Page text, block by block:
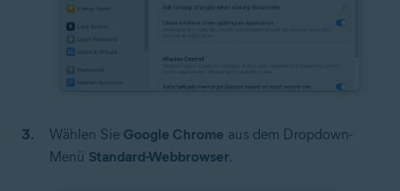
Wählen Sie Google Chrome aus dem Dropdown-
Menü Standard-Webbrowser.